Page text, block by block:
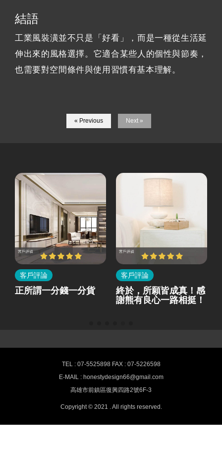
結語
工業風裝潢並不只是「好看」，而是一種從生活延
伸出來的風格選擇。它適合某些人的個性與節奏，
也需要對空間條件與使用習慣有基本理解。
« Previous Next »
客戶評論
正所謂一分錢一分貨
客戶評論
終於，所願皆成真！感
謝熊有良心一路相挺！
熊有良心室內設計-最新消息
高雄室內設計,空間裝潢推薦 HONESTY
Interior design
TEL : 07-5525898 FAX : 07-5226598
E-MAIL : honestydesign66@gmail.com
高雄市前鎮區復興四路2號6F-3
Copyright © 2021 . All rights reserved.